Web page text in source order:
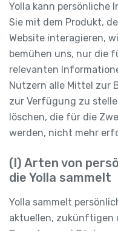
Yolla kann persönliche
Sie mit dem Produkt,
Website interagieren,
bemühen uns, nur die
relevanten
Nutzern alle Mittel zur
zur Verfügung zu
löschen, die für die
werden, nicht mehr
(I) Arten von
die Yolla sammelt
Yolla sammelt
aktuellen, zukünftigen